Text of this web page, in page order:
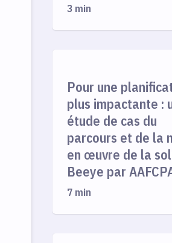
3 min
Pour une
plus impactante :
étude de cas du
parcours et de la
en œuvre de la
Beeye par
7 min